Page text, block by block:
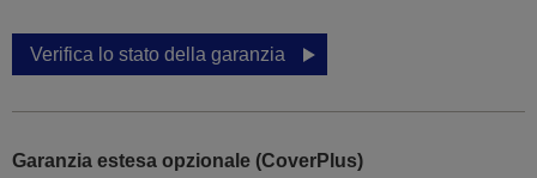
Verifica lo stato della garanzia
Garanzia estesa opzionale (CoverPlus)